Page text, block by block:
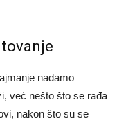
nadamo
već nešto što se rađa
nakon što su se